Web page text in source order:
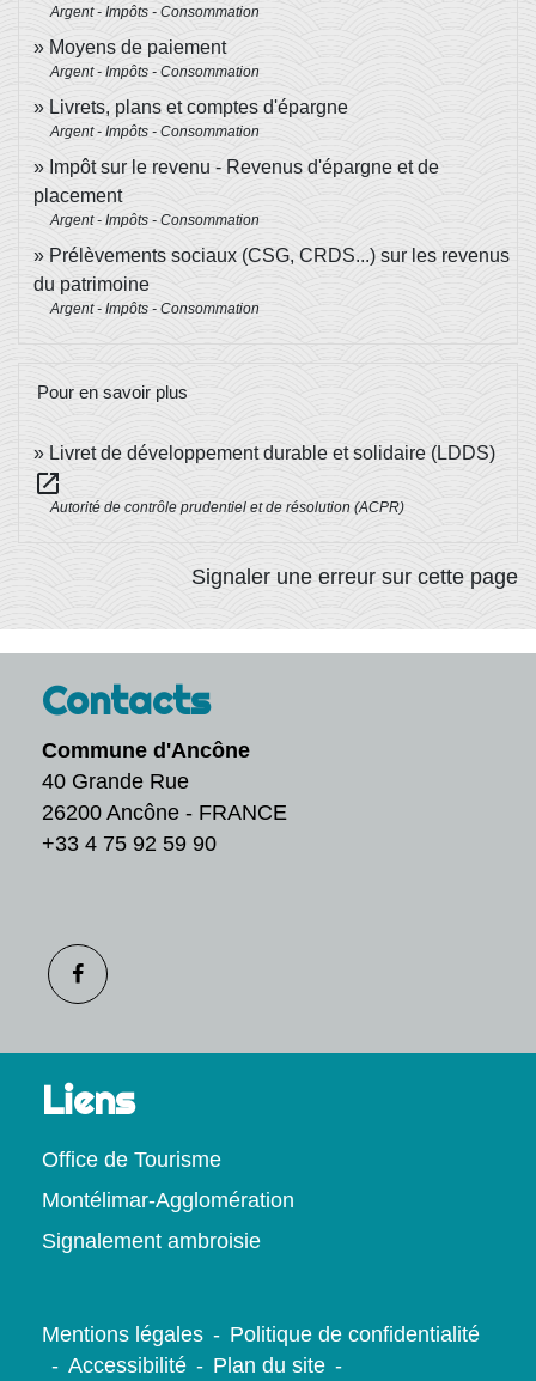
Argent - Impôts - Consommation
Moyens de paiement
Argent - Impôts - Consommation
Livrets, plans et comptes d'épargne
Argent - Impôts - Consommation
Impôt sur le revenu - Revenus d'épargne et de
placement
Argent - Impôts - Consommation
Prélèvements sociaux (CSG, CRDS...) sur les revenus
du patrimoine
Argent - Impôts - Consommation
Pour en savoir plus
Livret de développement durable et solidaire (LDDS)
open_in_new
Autorité de contrôle prudentiel et de résolution (ACPR)
Signaler une erreur sur cette page
Contacts
Commune d'Ancône
40 Grande Rue
26200 Ancône - FRANCE
+33 4 75 92 59 90
Liens
Office de Tourisme
Montélimar-Agglomération
Signalement ambroisie
Mentions légales - Politique de confidentialité
- Accessibilité - Plan du site -